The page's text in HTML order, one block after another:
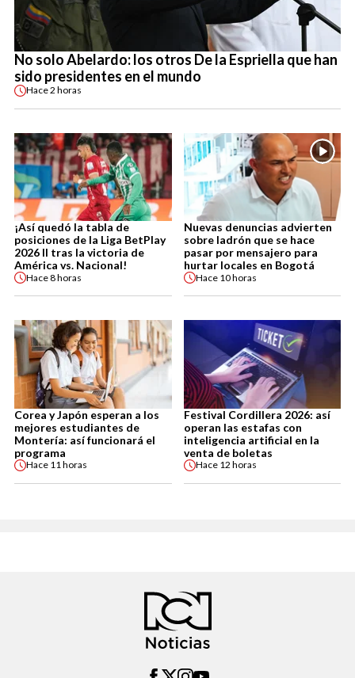
No solo Abelardo: los otros De la Espriella que han
sido presidentes en el mundo
Hace2 horas
¡Así quedó la tabla de
posiciones de la Liga BetPlay
2026 II tras la victoria de
América vs. Nacional!
Hace8 horas
Nuevas denuncias advierten
sobre ladrón que se hace
pasar por mensajero para
hurtar locales en Bogotá
Hace 10 horas
Corea y Japón esperan a los
mejores estudiantes de
Montería: así funcionará el
programa
Hace 11 horas
Festival Cordillera 2026: así
operan las estafas con
inteligencia artificial en la
venta de boletas
Hace 12 horas